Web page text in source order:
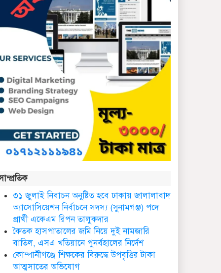
কথাসাহিত্যিক রাবেয়া খাতুন
আর নেই
সিলেট ওসমানী আন্তর্জাতিক
বিমানবন্দরে সংবর্ধিত হলেন
আওলাদ আলী রেজা
নতুন জেলা প্রশাসকের
যোগদান, বিদায় নিলেন
আব্দুল আহাদ
ছাত‌কে দৈনিক সুনামকণ্ঠ’র
সপ্তম প্রতিষ্ঠা বার্ষিকী পালিত
ডা. নার্গিস বাহার চৌধুরীর
ইন্তেকাল
৩১ জুলাই নিবাচন অনু‌ষ্টিত হ‌বে ঢাকায় জালালাবাদ
অ্যাসোসিয়েশন নির্বাচনে সদস্য (সুনামগঞ্জ) পদে
প্রার্থী একেএম রিপন তালুকদার
কৈতক হাসপাতালের জমি নিয়ে দুই নামজারি
বাতিল, এসএ খতিয়ানে পুনর্বহালের নির্দেশ
কোম্পানীগঞ্জে শিক্ষকের বিরুদ্ধে উপবৃত্তির টাকা
আত্মসাতের অভিযোগ